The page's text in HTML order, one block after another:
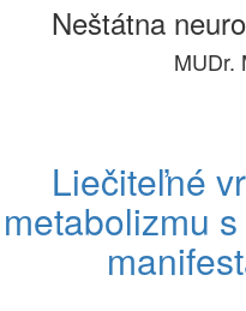
Neštátna
MUDr.
Liečiteľné
metabolizmu